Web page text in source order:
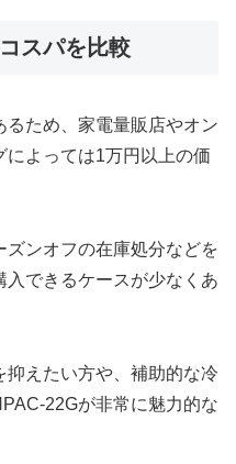
スパを比較
るため、家電量販店やオン
よっては1万円以上の価
ンオフの在庫処分などを
できるケースが少なくあ
抑えたい方や、補助的な冷
22Gが非常に魅力的な